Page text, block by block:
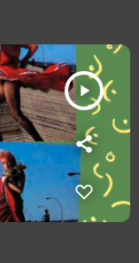
play_arrow